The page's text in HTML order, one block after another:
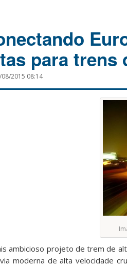
para trens
08/2015 08:14
ambicioso projeto de trem de
moderna de alta velocidade